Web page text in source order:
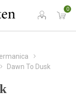
0
Dawn To Dusk